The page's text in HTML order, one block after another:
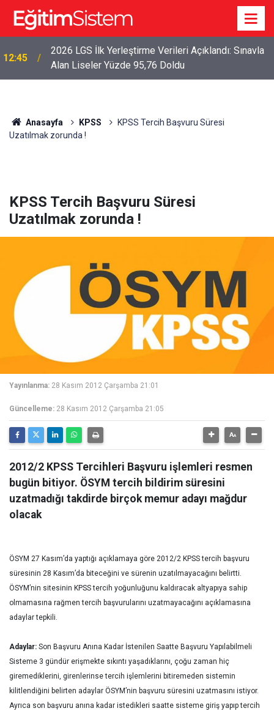
12:45
2026 LGS İlk Yerleştirme Verileri Açıklandı: Sınavla
Alan Liseler Yüzde 95,76 Doldu
Anasayfa KPSS
KPSS Tercih Başvuru Süresi
Uzatılmak zorunda !
KPSS Tercih Başvuru Süresi
Uzatılmak zorunda !
Yayınlanma: 28 Kasım 2012 Çarşamba 21:01
Güncelleme: 28 Kasım 2012 Çarşamba 21:05
2012/2 KPSS Tercihleri Başvuru işlemleri resmen
bugün bitiyor. ÖSYM tercih bildirim süresini
uzatmadığı takdirde birçok memur adayı mağdur
olacak
ÖSYM 27 Kasım’da yaptığı açıklamaya göre 2012/2 KPSS tercih başvuru
süresinin 28 Kasım’da biteceğini ve sürenin uzatılmayacağını belirtti.
ÖSYM’nin sitesinin KPSS tercih yoğunluğunu kaldıracak altyapıya sahip
olmamasına rağmen tercih başvurularını uzatmayacağını açıklamasına
adaylar tepkili.
Adaylar: Son Başvuru Anına Kadar İstenilen Saatte Başvuru Yapılabilmeli
Sisteme 3 gündür erişmekte sıkıntı yaşadıklarını, çoğu zaman hiç
giremediklerini, girenlerinse tercih işlemlerini bitiremeden sistemin
kilitlendiğini belirten adaylar ÖSYM’nin başvuru süresini uzatmasını istiyor.
Ayrıca son başvuru anına kadar istedikleri saatte sisteme giriş yapıp tercih